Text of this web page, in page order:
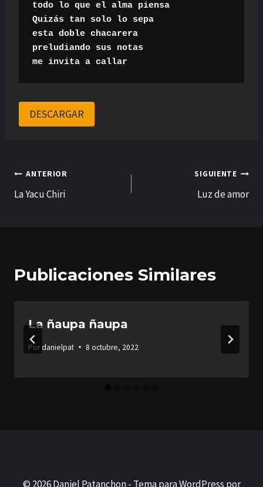
todo lo que el alma piensa
Quizás tan solo lo sepa
esta doble chacarera
preludiando sus notas
me invita a callar
DESCARGAR
Navegación
de
ANTERIOR
La Yacu Chiri
SIGUIENTE
Luz de amor
Publicaciones Similares
La ñaupa ñaupa
Por danielpat 8 octubre, 2022
© 2026 Daniel Patanchon - Tema para WordPress por